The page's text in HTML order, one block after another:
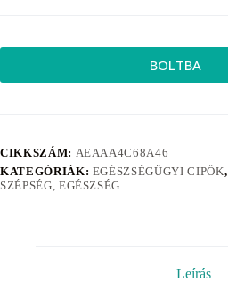
BOLTBA
CIKKSZÁM: AEAAA4C68A46
KATEGÓRIÁK: EGÉSZSÉGÜGYI CIPŐK,
SZÉPSÉG, EGÉSZSÉG
Leírás